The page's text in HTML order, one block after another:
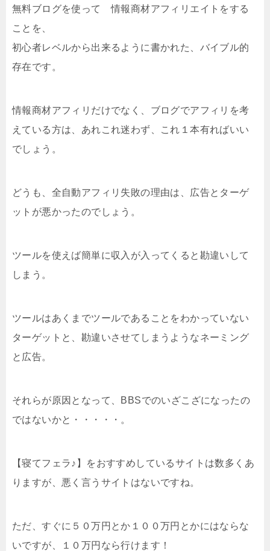
無料ブログを使って 情報商材アフィリエイトをする
ことを、
初心者レベルから出来るように書かれた、バイブル的
存在です。
情報商材アフィリだけでなく、ブログでアフィリを考
えている方は、あれこれ迷わず、これ１本有ればいい
でしょう。
どうも、全自動アフィリ失敗の理由は、広告とターゲ
ットが悪かったのでしょう。
ツールを使えば簡単に収入が入ってくると勘違いして
しまう。
ツールはあくまでツールであることをわかっていない
ターゲットと、勘違いさせてしまうようなネーミング
と広告。
それらが原因となって、BBSでのいざこざになったの
ではないかと・・・・・。
【寝てフェラ♪】をおすすめしているサイトは数多くあ
りますが、悪く言うサイトはないですね。
ただ、すぐに５０万円とか１００万円とかにはならな
いですが、１０万円なら行けます！